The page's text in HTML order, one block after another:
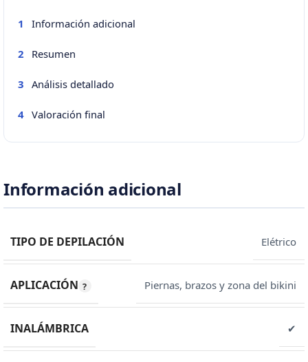
1 Información adicional
2 Resumen
3 Análisis detallado
4 Valoración final
Información adicional
TIPO DE DEPILACIÓN Elétrico
APLICACIÓN Piernas, brazos y zona del bikini
INALÁMBRICA ✔